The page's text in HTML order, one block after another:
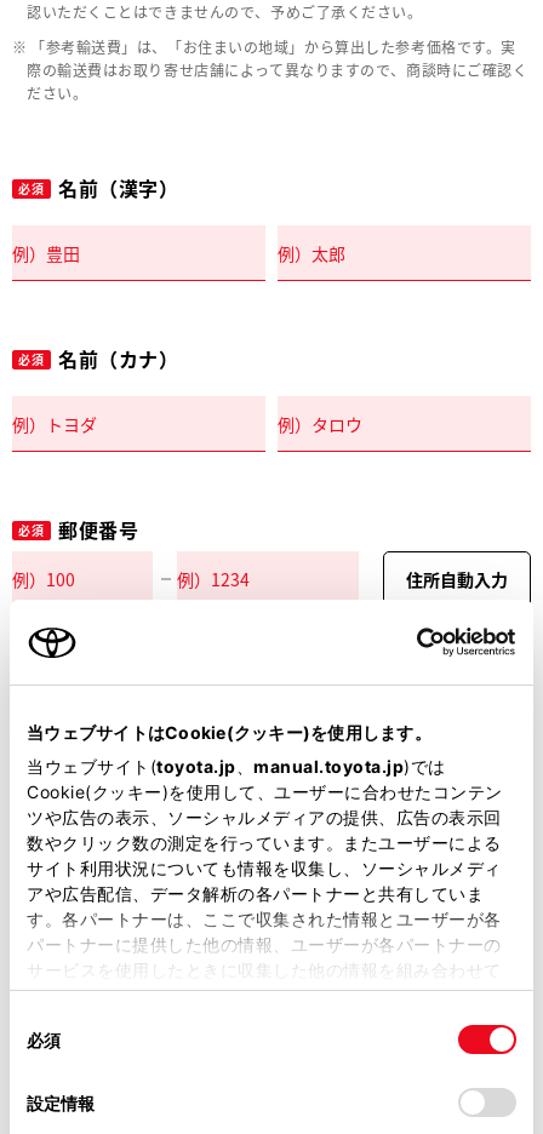
当ウェブサイトはCookie(クッキー)を使用します。
当ウェブサイト(toyota.jp manual.toyota.jp)では
Cookie(クッキー)を使用して、ユーザーに合わせたコンテン
ツや広告の表示、ソーシャルメディアの提供、広告の表示回
数やクリック数の測定を行っています。またユーザーによる
サイト利用状況についても情報を収集し、ソーシャルメディ
アや広告配信、データ解析の各パートナーと共有していま
す。各パートナーは、ここで収集された情報とユーザーが各
パートナーに提供した他の情報、ユーザーが各パートナーの
サービスを使用したときに収集した他の情報を組み合わせて
使用することがあります。当ウェブサイトの使用を続行する
デバイスにすべてのCookie(クッキー)が保存されることに同
意したことになります。Cookie(クッキー)のオプトアウト、
必須
設定情報
認いただくことはできませんので、予めご了承ください。
「参考輸送費」は、「お住まいの地域」から算出した参考価格です。実
際の輸送費はお取り寄せ店舗によって異なりますので、商談時にご確認く
ださい。
必須 名前（漢字）
必須 名前（カナ）
必須 郵便番号
住所自動入力
必須 都道府県
必須 市区町村名
必須 丁目番地